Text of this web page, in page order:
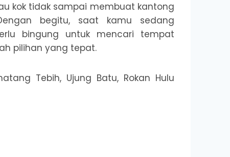
kok tidak sampai membuat kantong
begitu, saat kamu sedang
bingung untuk mencari tempat
pilihan yang tepat.
Tebih, Ujung Batu, Rokan Hulu